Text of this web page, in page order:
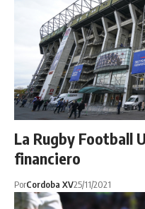
La Rugby Football
financiero
PorCordoba XV25/11/2021